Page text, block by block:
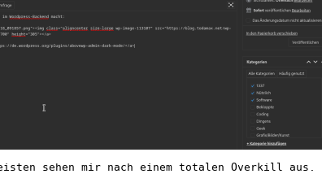
sehen mir nach einem totalen Overkill aus.